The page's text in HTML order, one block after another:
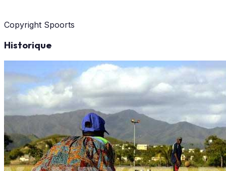
Copyright Spoorts
Historique